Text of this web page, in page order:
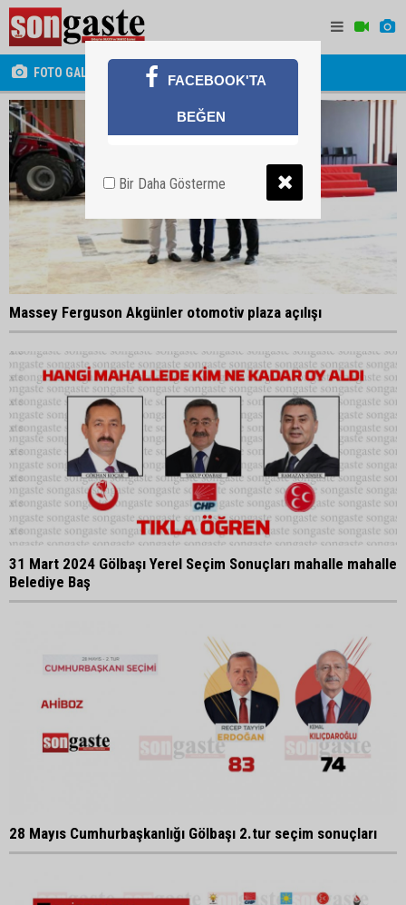
FOTO GALERİ
Massey Ferguson Akgünler otomotiv plaza açılışı
31 Mart 2024 Gölbaşı Yerel Seçim Sonuçları mahalle mahalle
Belediye Baş
28 Mayıs Cumhurbaşkanlığı Gölbaşı 2.tur seçim sonuçları
FACEBOOK'TA
BEĞEN
Bir Daha Gösterme